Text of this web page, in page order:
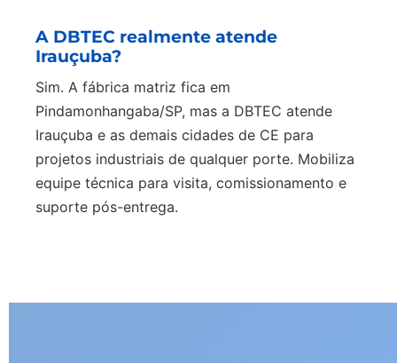
A DBTEC realmente atende
Irauçuba?
Sim. A fábrica matriz fica em
Pindamonhangaba/SP, mas a DBTEC atende
Irauçuba e as demais cidades de CE para
projetos industriais de qualquer porte. Mobiliza
equipe técnica para visita, comissionamento e
suporte pós-entrega.